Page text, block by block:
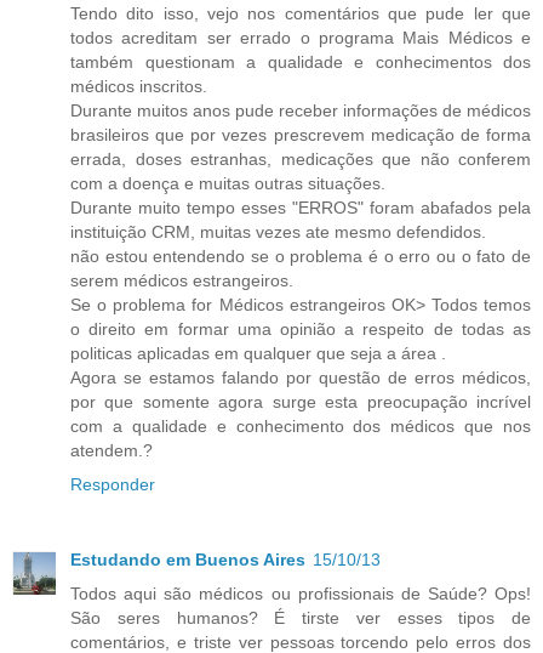
Tendo dito isso, vejo nos comentários que pude ler que
todos acreditam ser errado o programa Mais Médicos e
também questionam a qualidade e conhecimentos dos
médicos inscritos.
Durante muitos anos pude receber informações de médicos
brasileiros que por vezes prescrevem medicação de forma
errada, doses estranhas, medicações que não conferem
com a doença e muitas outras situações.
Durante muito tempo esses "ERROS" foram abafados pela
instituição CRM, muitas vezes ate mesmo defendidos.
não estou entendendo se o problema é o erro ou o fato de
serem médicos estrangeiros.
Se o problema for Médicos estrangeiros OK> Todos temos
o direito em formar uma opinião a respeito de todas as
politicas aplicadas em qualquer que seja a área .
Agora se estamos falando por questão de erros médicos,
por que somente agora surge esta preocupação incrível
com a qualidade e conhecimento dos médicos que nos
atendem.?
Responder
Estudando em Buenos Aires 15/10/13
Todos aqui são médicos ou profissionais de Saúde? Ops!
São seres humanos? É tirste ver esses tipos de
comentários, e triste ver pessoas torcendo pelo erros dos